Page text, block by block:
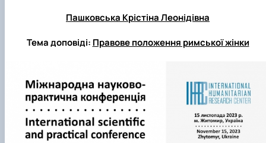
Пашковська Крістіна Леонідівна
Тема доповіді: Правове положення римської жінки